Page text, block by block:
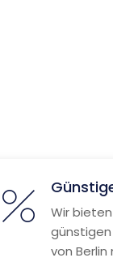
Wir
günstigen
von